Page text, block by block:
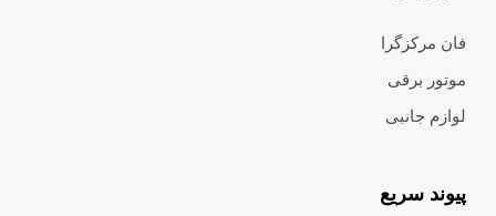
فان مرکزگرا
موتور برقی
لوازم جانبی
پیوند سریع